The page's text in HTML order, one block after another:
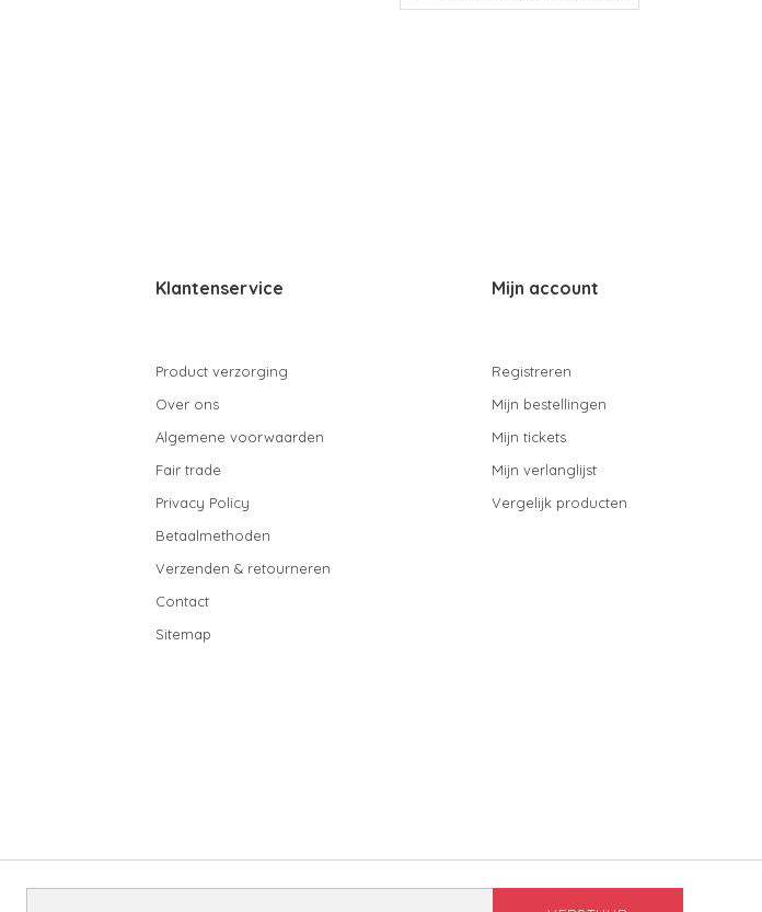
Klantenservice
Product verzorging
Over ons
Algemene voorwaarden
Fair trade
Privacy Policy
Betaalmethoden
Verzenden & retourneren
Contact
Sitemap
Mijn account
Registreren
Mijn bestellingen
Mijn tickets
Mijn verlanglijst
Vergelijk producten